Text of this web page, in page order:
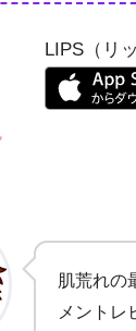
LIPS（リ
肌荒れの
メントレ